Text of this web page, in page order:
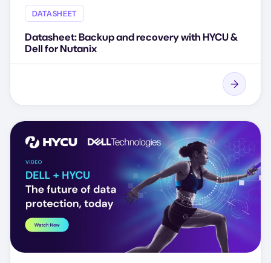
DATASHEET
Datasheet: Backup and recovery with HYCU &
Dell for Nutanix